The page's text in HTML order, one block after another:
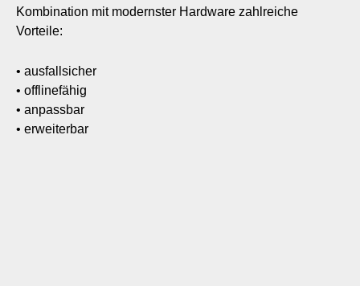
Kombination mit modernster Hardware zahlreiche
Vorteile:
• ausfallsicher
• offlinefähig
• anpassbar
• erweiterbar